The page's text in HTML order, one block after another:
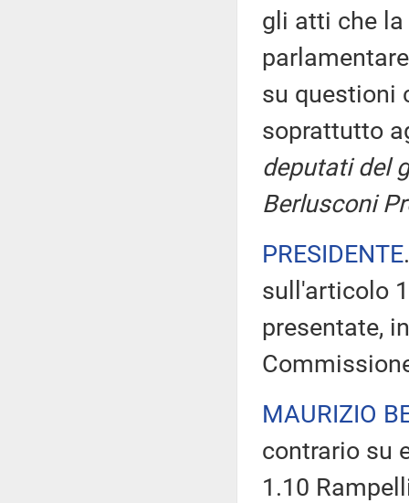
gli atti che
su questioni
soprattutto
deputati del
Berlusconi
PRESIDENTE
sull'articolo
presentate,
MAURIZIO
contrario su
1.10